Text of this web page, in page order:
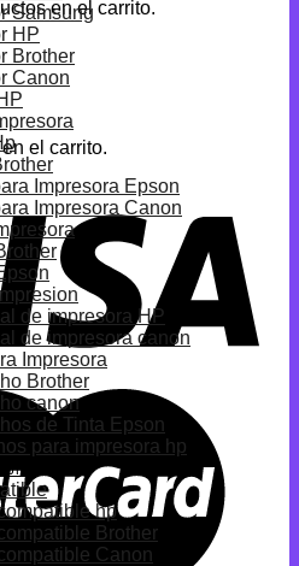
en el carrito.
el carrito.
Samsung
HP
Brother
Canon
Impresora Epson
Impresora Canon
de impresora HP
de impresora canon
Impresora
Brother
canon
de Tinta Epson
para impresora hp
hp
Brother
Canon